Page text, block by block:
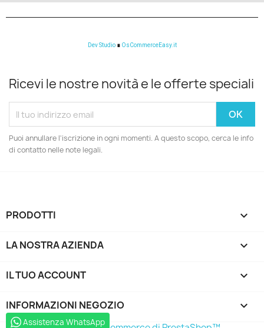
Dev Studio ∎ OsCommerceEasy.it
Ricevi le nostre novità e le offerte speciali
Puoi annullare l'iscrizione in ogni momenti. A questo scopo, cerca le info
di contatto nelle note legali.
PRODOTTI 
LA NOSTRA AZIENDA 
IL TUO ACCOUNT 
INFORMAZIONI NEGOZIO keyboard_arrow_down
Assistenza WhatsApp